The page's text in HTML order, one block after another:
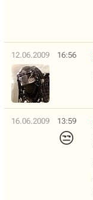
12.06.2009 16:56
16.06.2009 13:59
😒